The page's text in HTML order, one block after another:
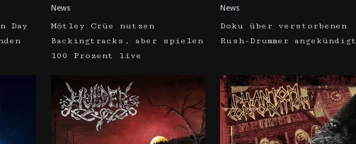
Day
News
Mötley Crüe nutzen
Backingtracks, aber spielen
100 Prozent live
News
Doku über verstorbenen
Rush-Drummer angekündigt